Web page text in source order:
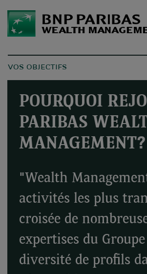
VOS OBJECTIFS
POURQUOI
PARIBAS
MANAGEMENT?
"Wealth
activités les plus
croisée de
expertises du
diversité de profils